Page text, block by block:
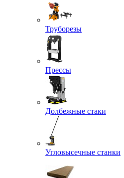
Труборезы
Прессы
Долбежные стаки
Угловысечные станки